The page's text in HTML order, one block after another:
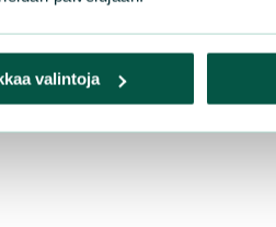
valintoja